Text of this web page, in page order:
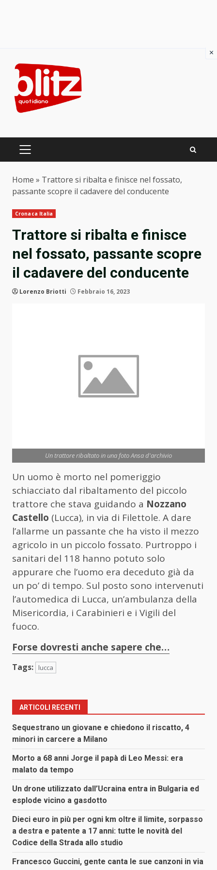
content
PRIMARY
Home » Trattore si ribalta e finisce nel fossato,
passante scopre il cadavere del conducente
Cronaca Italia
Trattore si ribalta e finisce
nel fossato, passante scopre
il cadavere del conducente
Lorenzo Briotti Febbraio 16, 2023
Un trattore ribaltato in una foto Ansa d'archivio
Un uomo è morto nel pomeriggio
schiacciato dal ribaltamento del piccolo
trattore che stava guidando a Nozzano
Castello (Lucca), in via di Filettole. A dare
l’allarme un passante che ha visto il mezzo
agricolo in un piccolo fossato. Purtroppo i
sanitari del 118 hanno potuto solo
appurare che l’uomo era deceduto già da
un po’ di tempo. Sul posto sono intervenuti
l’automedica di Lucca, un’ambulanza della
Misericordia, i Carabinieri e i Vigili del
fuoco.
Forse dovresti anche sapere che…
Tags: lucca
ARTICOLI RECENTI
Sequestrano un giovane e chiedono il riscatto, 4
minori in carcere a Milano
Morto a 68 anni Jorge il papà di Leo Messi: era
malato da tempo
Un drone utilizzato dall’Ucraina entra in Bulgaria ed
esplode vicino a gasdotto
Dieci euro in più per ogni km oltre il limite, sorpasso
a destra e patente a 17 anni: tutte le novità del
Codice della Strada allo studio
Francesco Guccini, gente canta le sue canzoni in via
×